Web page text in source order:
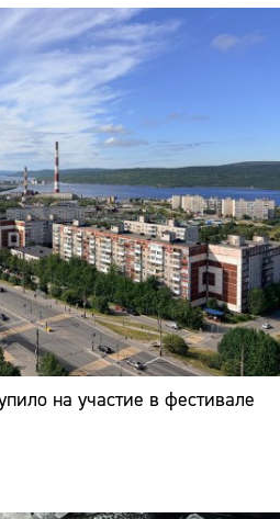
на участие в фестивале